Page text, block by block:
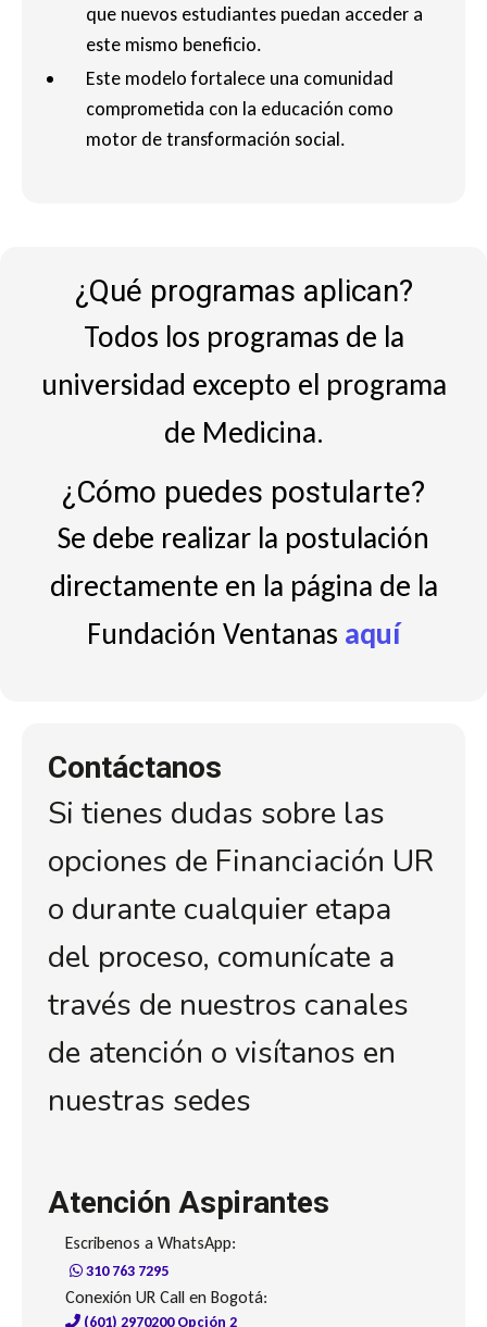
que nuevos estudiantes puedan acceder a
este mismo beneficio.
Este modelo fortalece una comunidad
comprometida con la educación como
motor de transformación social.
¿Qué programas aplican?
Todos los programas de la
universidad excepto el programa
de Medicina.
¿Cómo puedes postularte?
Se debe realizar la postulación
directamente en la página de la
Fundación Ventanas aquí
Contáctanos
Si tienes dudas sobre las
opciones de Financiación UR
o durante cualquier etapa
del proceso, comunícate a
través de nuestros canales
de atención o visítanos en
nuestras sedes
Atención Aspirantes
Escribenos a WhatsApp:
310 763 7295
Conexión UR Call en Bogotá:
(601) 2970200 Opción 2